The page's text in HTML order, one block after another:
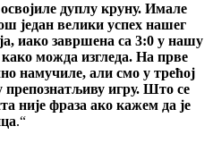
дуплу круну. Имале
један велики успех нашег
иако завршена са 3:0 у нашу
можда изгледа. На прве
намучиле, али смо у трећој
игру. Што се
није фраза ако кажем да је
.“